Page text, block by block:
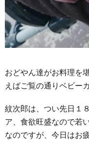
おどやん達がお料理を
えばご覧の通りベビー
紋次郎は、つい先日１
ア、食欲旺盛なので若
なのですが、今日はお